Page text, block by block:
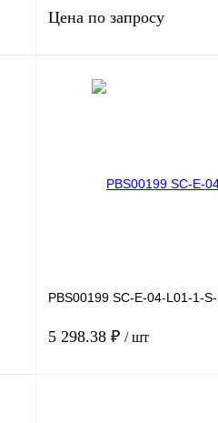
Цена по запросу
PBS00199 SC-E-04-L01-1-
5 298.38 ₽ / шт